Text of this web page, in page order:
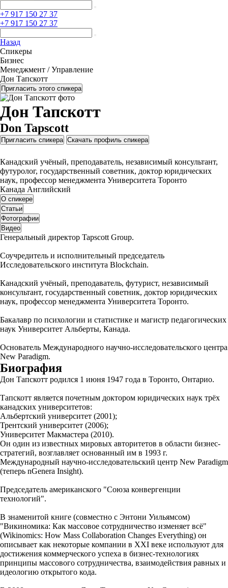
+7 917 150 27 37
+7 917 150 27 37
Назад
Спикеры
Бизнес
Менеджмент / Управление
Дон Тапскотт
Пригласить этого спикера
Дон Тапскотт
Don Tapscott
Пригласить спикера Скачать профиль спикера
Канадский учёный, преподаватель, независимый консультант,
футуролог, государственный советник, доктор юридических
наук, профессор менеджмента Университета Торонто
Канада Английский
О спикере
Статьи
Фотографии
Видео
Генеральный директор Tapscott Group.
Соучредитель и исполнительный председатель
Исследовательского института Blockchain.
Канадский учёный, преподаватель, футурист, независимый
консультант, государственный советник, доктор юридических
наук, профессор менеджмента Университета Торонто.
Бакалавр по психологии и статистике и магистр педагогических
наук Университет Альберты, Канада.
Основатель Международного научно-исследовательского центра
New Paradigm.
Биография
Дон Тапскотт родился 1 июня 1947 года в Торонто, Онтарио.
Тапскотт является почетным доктором юридических наук трёх
канадских университетов:
Альбертский университет (2001);
Трентский университет (2006);
Университет Макмастера (2010).
Он один из известных мировых авторитетов в области бизнес-
стратегий, возглавляет основанный им в 1993 г.
Международный научно-исследовательский центр New Paradigm
(теперь nGenera Insight).
Председатель американского "Союза конвергенции
технологий".
В знаменитой книге (совместно с Энтони Уильямсом)
"Викиномика: Как массовое сотрудничество изменяет всё"
(Wikinomics: How Mass Collaboration Changes Everything) он
описывает как некоторые компании в XXI веке используют для
достижения коммерческого успеха в бизнес-технологиях
принципы массового сотрудничества, взаимодействия равных и
идеологию открытого кода.